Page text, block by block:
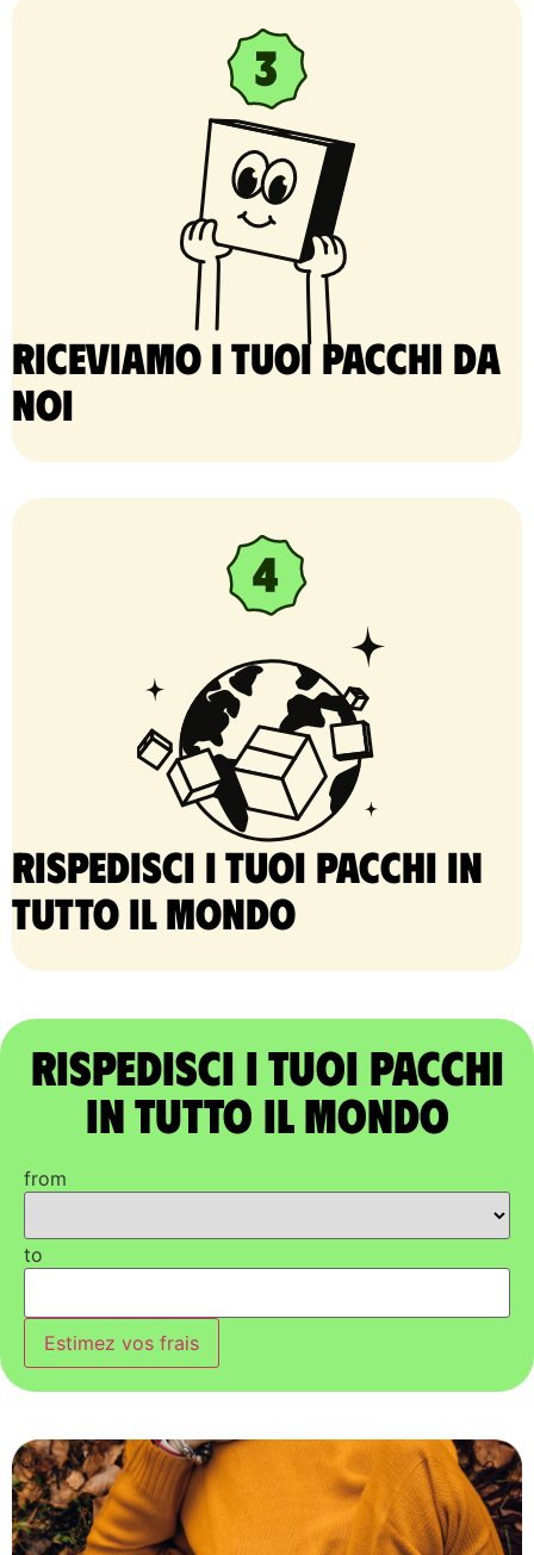
Riceviamo i tuoi pacchi da
noi
Rispedisci i tuoi pacchi in
tutto il mondo
Rispedisci i tuoi pacchi
in tutto il mondo
from
to
Estimez vos frais